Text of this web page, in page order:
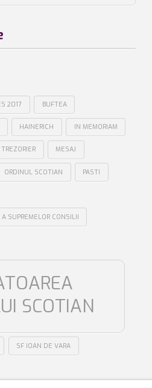
2017 BUFTEA
HAINERICH IN MEMORIAM
MESAJ
ORDINUL SCOTIAN PASTI
SUPREMELOR CONSILII
SCOTIAN
SF IOAN DE VARA